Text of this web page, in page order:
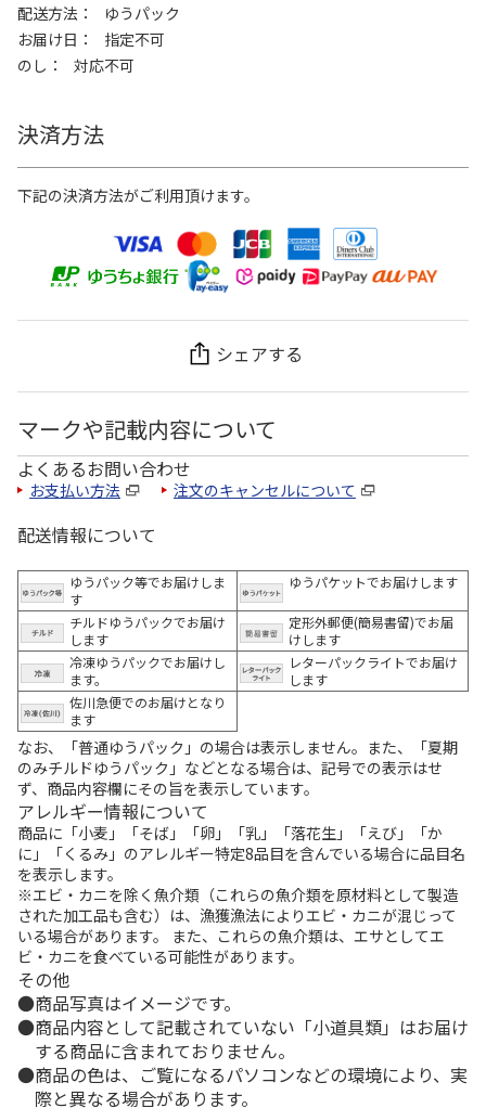
配送方法
ゆうパック
お届け日
指定不可
のし
対応不可
決済方法
下記の決済方法がご利用頂けます。
シェアする
マークや記載内容について
よくあるお問い合わせ
お支払い方法 注文のキャンセルについて
配送情報について
ゆうパック等でお届けしま
す
ゆうパケットでお届けします
チルドゆうパックでお届け
します
定形外郵便(簡易書留)でお届
けします
冷凍ゆうパックでお届けし
ます。
レターパックライトでお届け
します
佐川急便でのお届けとなり
ます
なお、「普通ゆうパック」の場合は表示しません。また、「夏期
のみチルドゆうパック」などとなる場合は、記号での表示はせ
ず、商品内容欄にその旨を表示しています。
アレルギー情報について
商品に「小麦」「そば」「卵」「乳」「落花生」「えび」「か
に」「くるみ」のアレルギー特定8品目を含んでいる場合に品目名
を表示します。
※エビ・カニを除く魚介類（これらの魚介類を原材料として製造
された加工品も含む）は、漁獲漁法によりエビ・カニが混じって
いる場合があります。 また、これらの魚介類は、エサとしてエ
ビ・カニを食べている可能性があります。
その他
商品写真はイメージです。
商品内容として記載されていない「小道具類」はお届け
する商品に含まれておりません。
商品の色は、ご覧になるパソコンなどの環境により、実
際と異なる場合があります。